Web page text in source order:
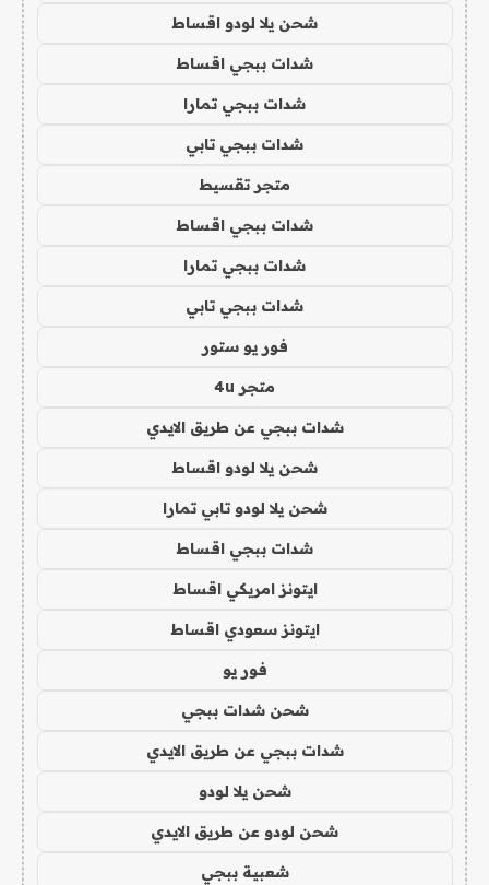
شحن يلا لودو اقساط
شدات ببجي اقساط
شدات ببجي تمارا
شدات ببجي تابي
متجر تقسيط
شدات ببجي اقساط
شدات ببجي تمارا
شدات ببجي تابي
فور يو ستور
متجر 4u
شدات ببجي عن طريق الايدي
شحن يلا لودو اقساط
شحن يلا لودو تابي تمارا
شدات ببجي اقساط
ايتونز امريكي اقساط
ايتونز سعودي اقساط
فور يو
شحن شدات ببجي
شدات ببجي عن طريق الايدي
شحن يلا لودو
شحن لودو عن طريق الايدي
شعبية ببجي